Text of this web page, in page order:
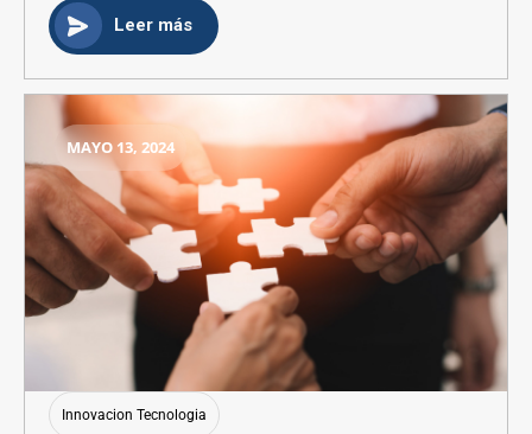
Leer más
MAYO 13, 2024
Innovacion Tecnologia